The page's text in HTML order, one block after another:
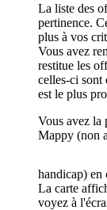
La liste des
pertinence.
plus à vos
Vous avez
restitue les
celles-ci sont
est le plus
Vous avez la
Mappy (non
handicap) en
La carte
voyez à